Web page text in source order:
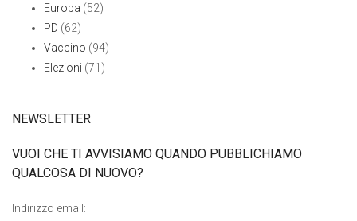
Europa (52)
PD (62)
Vaccino (94)
Elezioni (71)
NEWSLETTER
VUOI CHE TI AVVISIAMO QUANDO PUBBLICHIAMO
QUALCOSA DI NUOVO?
Indirizzo email: